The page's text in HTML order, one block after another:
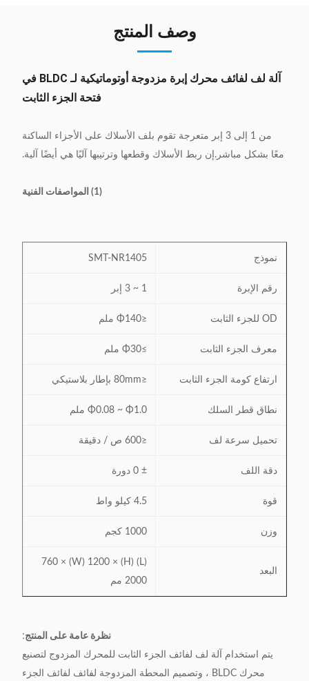
وصف المنتج
آلة لف لفائف محرك إبرة مزدوجة أوتوماتيكية لـ BLDC في
فتحة الجزء الثابت
من 1 إلى 3 إبر متعرجة تقوم بلف الأسلاك على الأجزاء الساكنة
معًا بشكل مباشر.إن ربط الأسلاك وقطعها وترتيبها آليًا هي أيضًا آلية.
(1) المواصفات الفنية
نموذج SMT-NR1405
رقم الإبرة 1 ~ 3 إبر
OD للجزء الثابت ≤Φ140 ملم
معرف الجزء الثابت ≥Φ30 ملم
ارتفاع كومة الجزء الثابت ≤80mm بإطار بلاستيكي
نطاق قطر السلك Φ0.08 ~ Φ1.0 ملم
تحميل سرعة لف ≤600 ص / دقيقة
دقة اللف ± 0 دورة
قوة 4.5 كيلو واط
وزن 1000 كجم
البعد
(L) 760 × (W) 1200 × (H)
2000 مم
نظرة عامة على المنتج:
يتم استخدام آلة لف لفائف الجزء الثابت للمحرك المزدوج لتصنيع
محرك BLDC ، وتصميم المحطة المزدوجة لفائف لفائف الجزء